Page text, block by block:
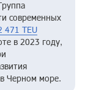
современных
471 TEU
в 2023 году,
Черном море.